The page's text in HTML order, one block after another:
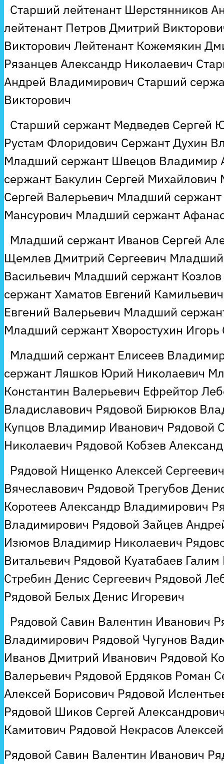
Старший лейтенант Шерстянников
лейтенант Петров Дмитрий
Викторович Лейтенант Кожемякин
Рязанцев Александр Николаевич
Андрей Владимирович Старший
Викторович
Старший сержант Медведев Сергей
Рустам Флоридович Сержант Духин
Младший сержант Швецов Владимир
сержант Бакулин Сергей
Сергей Валерьевич Младший
Мансурович Младший сержант
Младший сержант Иванов Сергей
Щемлев Дмитрий Сергеевич Младший
Васильевич Младший сержант
сержант Хаматов Евгений
Евгений Валерьевич Младший
Младший сержант Хворостухин Игорь
Младший сержант Елисеев
сержант Ляшков Юрий Николаевич
Константин Валерьевич Ефрейтор
Владиславович Рядовой Бирюков
Купцов Владимир Иванович Рядовой
Николаевич Рядовой Кобзев
Рядовой Нищенко Алексей
Вячеславович Рядовой Трегубов
Коротеев Александр Владимирович
Владимирович Рядовой Зайцев
Изюмов Владимир Николаевич
Витальевич Рядовой Куатабаев
Стребин Денис Сергеевич Рядовой
Рядовой Белых Денис Игоревич
Рядовой Савин Валентин Иванович
Владимирович Рядовой Чугунов
Иванов Дмитрий Иванович Рядовой
Валерьевич Рядовой Ердяков Роман
Алексей Борисович Рядовой
Рядовой Шиков Сергей
Камитович Рядовой Некрасов
Рядовой Савин Валентин Иванович